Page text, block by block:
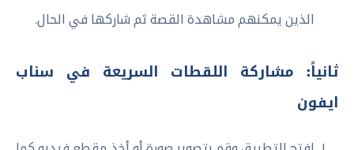
الذين يمكنهم مشاهدة القصة ثم شاركها في الحال.
ثانياً: مشاركة اللقطات السريعة في سناب
ايفون